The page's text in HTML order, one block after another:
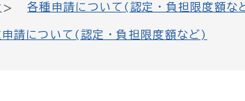
各種申請について(認定・負担限度額な
請について(認定・負担限度額など)